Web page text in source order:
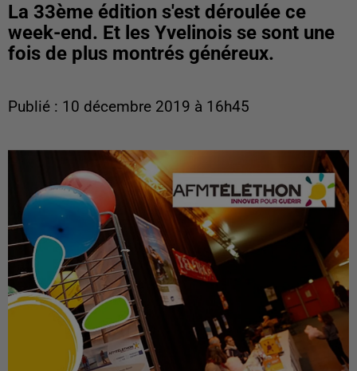
La 33ème édition s'est déroulée ce
week-end. Et les Yvelinois se sont une
fois de plus montrés généreux.
Publié : 10 décembre 2019 à 16h45